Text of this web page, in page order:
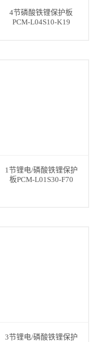
4节磷酸铁锂保护板
PCM-L04S10-K19
1节锂电/磷酸铁锂保护
板PCM-L01S30-F70
3节锂电/磷酸铁锂保护